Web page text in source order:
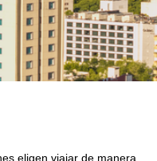
eligen viajar de manera